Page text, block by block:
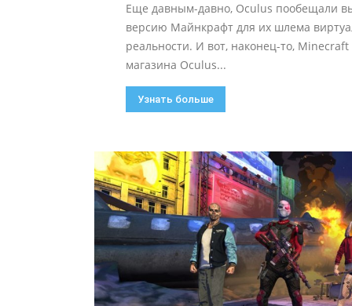
Еще давным-давно, Oculus пообещали
версию Майнкрафт для их шлема
реальности. И вот, наконец-то, Minecraft
магазина Oculus...
Узнать больше